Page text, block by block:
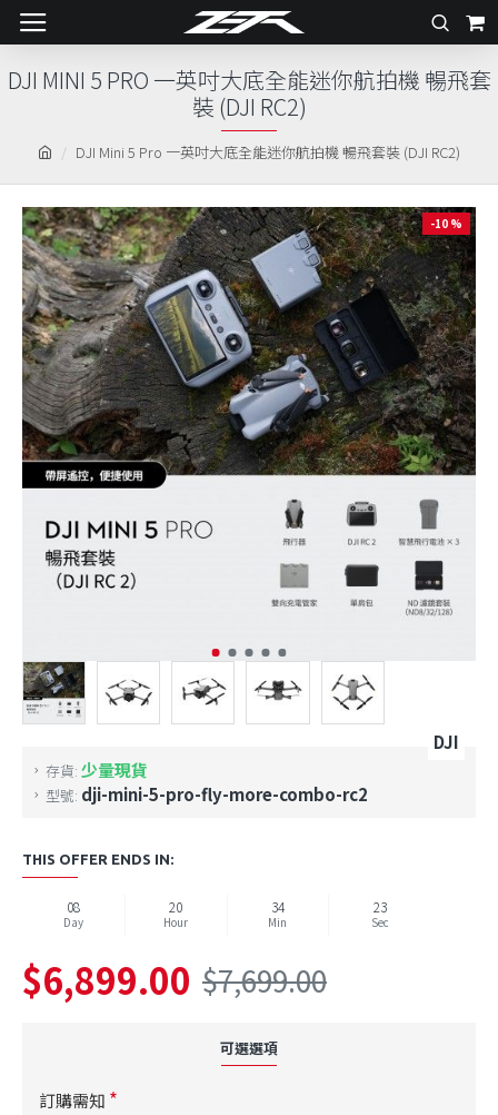
DJI Mini 5 Pro 一英吋大底全能迷你航拍機 暢飛套裝 (DJI RC2)
DJI MINI 5 PRO 一英吋大底全能迷你航拍機 暢飛套
裝 (DJI RC2)
-10 %
存貨: 少量現貨
型號: dji-mini-5-pro-fly-more-combo-rc2
DJI
THIS OFFER ENDS IN:
08
Day
20
Hour
34
Min
23
Sec
$6,899.00 $7,699.00
可選選項
訂購需知